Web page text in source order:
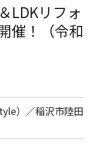
LDKリフォ
催！（令和
）／稲沢市陸田